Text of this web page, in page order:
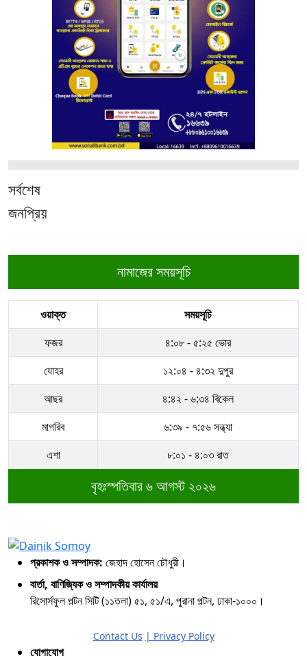
সর্বশেষ
জনপ্রিয়
নামাজের সময়সূচি
ওয়াক্ত
সময়সূচি
ফজর
৪:০৮ - ৫:২৫ ভোর
যোহর
১২:০৪ - ৪:৩২ দুপুর
আছর
৪:৪২ - ৬:৩৪ বিকেল
মাগরিব
৬:৩৯ - ৭:৫৬ সন্ধ্যা
এশা
৮:০১ - ৪:০৩ রাত
বৃহঃস্পতিবার ৬ আগস্ট ২০২৬
প্রকাশক ও সম্পাদক: জেহাদ হোসেন চৌধুরী।
বার্তা, বাণিজ্যিক ও সম্পাদকীয় কার্যালয়
রিসোর্সফুল পল্টন সিটি (১১তলা) ৫১, ৫১/এ, পুরানা পল্টন, ঢাকা-১০০০।
Contact Us | Privacy Policy
যোগাযোগ